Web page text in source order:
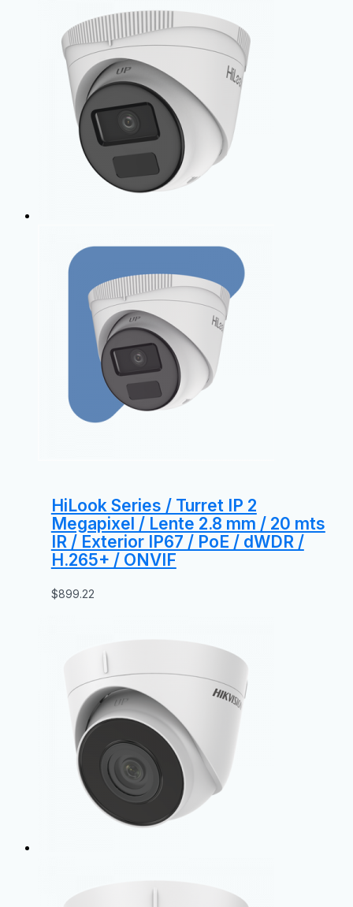
HiLook Series / Turret IP 2
Megapixel / Lente 2.8 mm / 20 mts
IR / Exterior IP67 / PoE / dWDR /
H.265+ / ONVIF
$899.22